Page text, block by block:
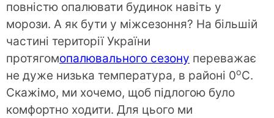
повністю опалювати будинок навіть у
морози. А як бути у міжсезоння? На більшій
частині території України
протягомопалювального сезону переважає
не дуже низька температура, в районі 0oC.
Скажімо, ми хочемо, щоб підлогою було
комфортно ходити. Для цього ми